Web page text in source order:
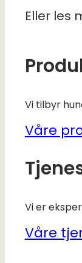
Eller les
Vi tilbyr
Våre
Vi er
Våre